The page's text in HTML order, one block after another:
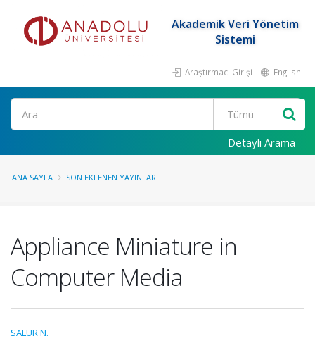
Akademik Veri Yönetim
Sistemi
Araştırmacı Girişi English
Ara
Detaylı Arama
ANA SAYFA SON EKLENEN YAYINLAR
Appliance Miniature in
Computer Media
SALUR N.